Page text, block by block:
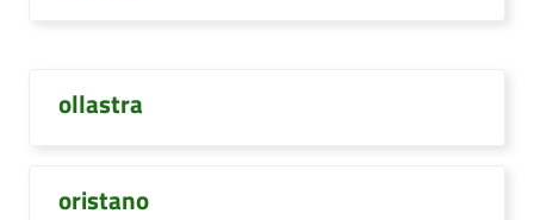
ollastra
oristano